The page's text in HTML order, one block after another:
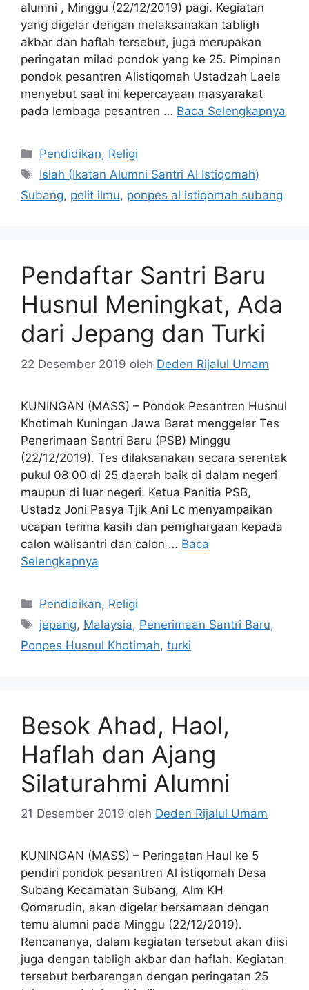
alumni , Minggu (22/12/2019) pagi. Kegiatan
yang digelar dengan melaksanakan tabligh
akbar dan haflah tersebut, juga merupakan
peringatan milad pondok yang ke 25. Pimpinan
pondok pesantren Alistiqomah Ustadzah Laela
menyebut saat ini kepercayaan masyarakat
pada lembaga pesantren … Baca Selengkapnya
Kategori
Pendidikan, Religi
Tag
Islah (Ikatan Alumni Santri Al Istiqomah)
Subang, pelit ilmu, ponpes al istiqomah subang
Pendaftar Santri Baru
Husnul Meningkat, Ada
dari Jepang dan Turki
22 Desember 2019 oleh Deden Rijalul Umam
KUNINGAN (MASS) – Pondok Pesantren Husnul
Khotimah Kuningan Jawa Barat menggelar Tes
Penerimaan Santri Baru (PSB) Minggu
(22/12/2019). Tes dilaksanakan secara serentak
pukul 08.00 di 25 daerah baik di dalam negeri
maupun di luar negeri. Ketua Panitia PSB,
Ustadz Joni Pasya Tjik Ani Lc menyampaikan
ucapan terima kasih dan pernghargaan kepada
calon walisantri dan calon … Baca
Selengkapnya
Kategori
Pendidikan, Religi
Tag
jepang, Malaysia, Penerimaan Santri Baru,
Ponpes Husnul Khotimah, turki
Besok Ahad, Haol,
Haflah dan Ajang
Silaturahmi Alumni
21 Desember 2019 oleh Deden Rijalul Umam
KUNINGAN (MASS) – Peringatan Haul ke 5
pendiri pondok pesantren Al istiqomah Desa
Subang Kecamatan Subang, Alm KH
Qomarudin, akan digelar bersamaan dengan
temu alumni pada Minggu (22/12/2019).
Rencananya, dalam kegiatan tersebut akan diisi
juga dengan tabligh akbar dan haflah. Kegiatan
tersebut berbarengan dengan peringatan 25